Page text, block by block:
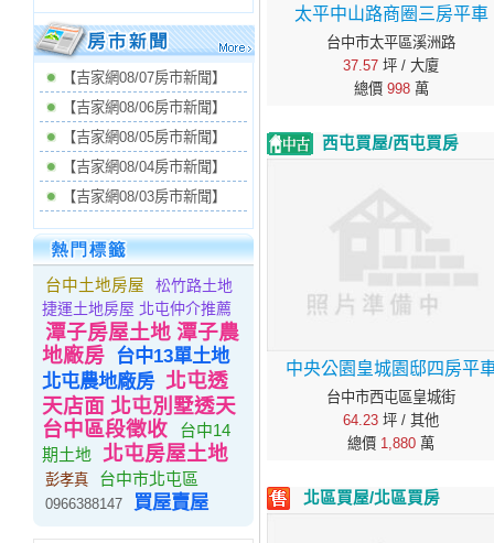
【吉家網08/07房市新聞】
【吉家網08/06房市新聞】
【吉家網08/05房市新聞】
【吉家網08/04房市新聞】
【吉家網08/03房市新聞】
台中土地房屋
松竹路土地
捷運土地房屋 北屯仲介推薦
潭子房屋土地 潭子農
地廠房 台中13單土地
北屯農地廠房 北屯透
天店面 北屯別墅透天
台中區段徵收
台中14
期土地
北屯房屋土地
彭孝真 台中市北屯區
0966388147 買屋賣屋
太平中山路商圈三房平車
台中市太平區溪洲路
37.57 坪 / 大廈
總價 998萬
西屯買屋/西屯買房
中央公園皇城園邸四房平
台中市西屯區皇城街
64.23 坪 / 其他
總價 1,880 萬
北區買屋/北區買房